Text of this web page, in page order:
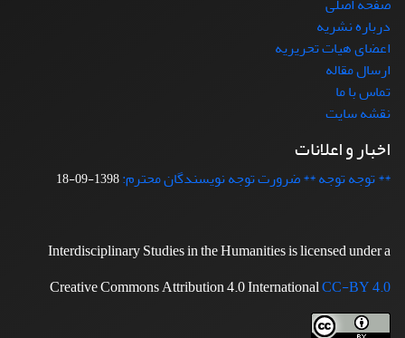
درباره نشریه
اعضای هیات تحریریه
ارسال مقاله
تماس با ما
نقشه سایت
اخبار و اعلانات
** توجه توجه ** ضرورت توجه نویسندگان محترم:1398-09-18
Interdisciplinary Studies in the Humanities is licensed under a
Creative Commons Attribution 4.0 InternationalCC-BY 4.0